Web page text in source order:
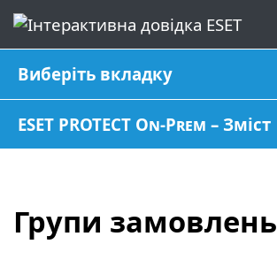
Виберіть вкладку
ESET PROTECT On-Prem – Зміст
Групи замовлень